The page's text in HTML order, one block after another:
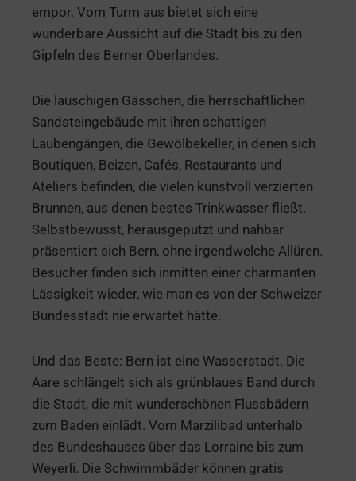
empor. Vom Turm aus bietet sich eine
wunderbare Aussicht auf die Stadt bis zu den
Gipfeln des Berner Oberlandes.
Die lauschigen Gässchen, die herrschaftlichen
Sandsteingebäude mit ihren schattigen
Laubengängen, die Gewölbekeller, in denen sich
Boutiquen, Beizen, Cafés, Restaurants und
Ateliers befinden, die vielen kunstvoll verzierten
Brunnen, aus denen bestes Trinkwasser fließt.
Selbstbewusst, herausgeputzt und nahbar
präsentiert sich Bern, ohne irgendwelche Allüren.
Besucher finden sich inmitten einer charmanten
Lässigkeit wieder, wie man es von der Schweizer
Bundesstadt nie erwartet hätte.
Und das Beste: Bern ist eine Wasserstadt. Die
Aare schlängelt sich als grünblaues Band durch
die Stadt, die mit wunderschönen Flussbädern
zum Baden einlädt. Vom Marzilibad unterhalb
des Bundeshauses über das Lorraine bis zum
Weyerli. Die Schwimmbäder können gratis